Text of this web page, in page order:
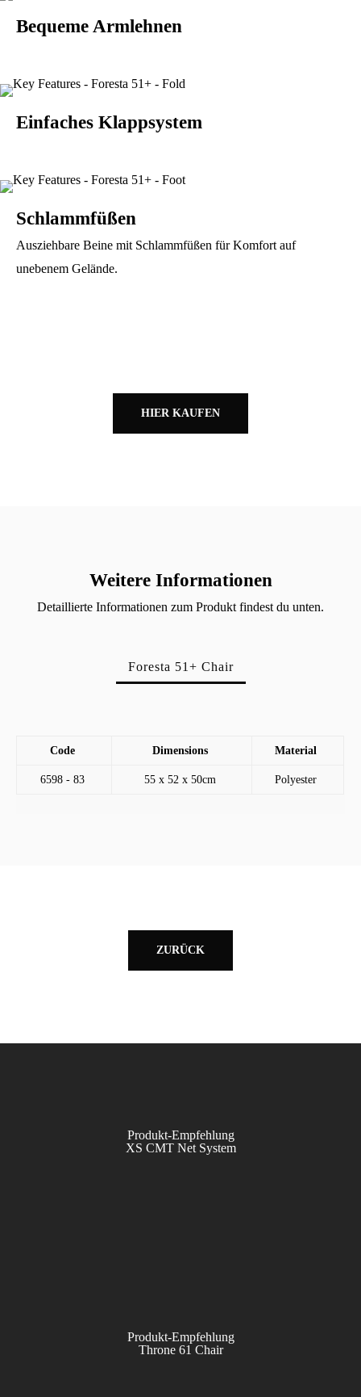
Bequeme Armlehnen
Einfaches Klappsystem
Schlammfüßen
Ausziehbare Beine mit Schlammfüßen für Komfort auf
unebenem Gelände.
HIER KAUFEN
Weitere Informationen
Detaillierte Informationen zum Produkt findest du unten.
Foresta 51+ Chair
Code Dimensions Material
6598 - 83 55 x 52 x 50cm Polyester
ZURÜCK
Produkt-Empfehlung
XS CMT Net System
Produkt-Empfehlung
Throne 61 Chair